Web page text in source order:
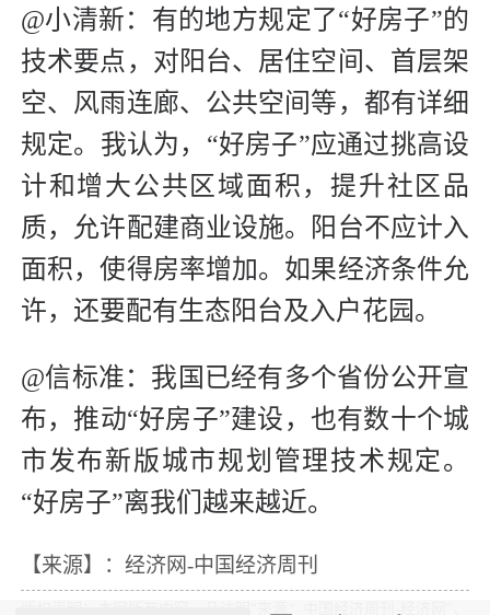
@小清新：有的地方规定了“好房子”的
技术要点，对阳台、居住空间、首层架
空、风雨连廊、公共空间等，都有详细
规定。我认为，“好房子”应通过挑高设
计和增大公共区域面积，提升社区品
质，允许配建商业设施。阳台不应计入
面积，使得房率增加。如果经济条件允
许，还要配有生态阳台及入户花园。
@信标准：我国已经有多个省份公开宣
布，推动“好房子”建设，也有数十个城
市发布新版城市规划管理技术规定。
“好房子”离我们越来越近。
【来源】：经济网-中国经济周刊